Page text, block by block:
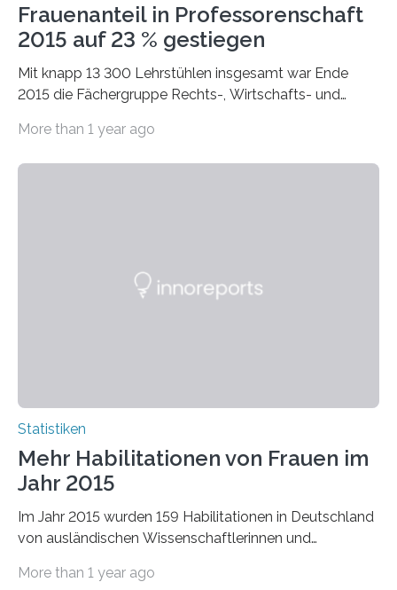
Frauenanteil in Professorenschaft
2015 auf 23 % gestiegen
Mit knapp 13 300 Lehrstühlen insgesamt war Ende
2015 die Fächergruppe Rechts-, Wirtschafts- und
bei…
More than 1 year ago
Statistiken
Mehr Habilitationen von Frauen im
Jahr 2015
Im Jahr 2015 wurden 159 Habilitationen in Deutschland
von ausländischen Wissenschaftlerinnen und
More than 1 year ago